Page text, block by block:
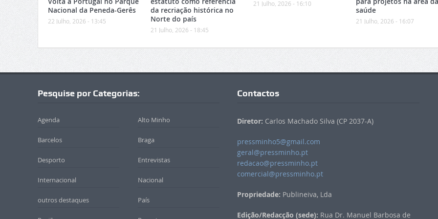
Nacional da Peneda-Gerês
22 Julho, 2026 - 13:45
da recriação histórica no
Norte do país
21 Julho, 2026 - 18:45
21 Julho, 2026 - 16:10
saúde
21 Julho, 2026 - 16:07
Pesquise por Categorias:
Agenda Alto Minho
Barcelos Braga
Desporto Entrevistas
Internacional Nacional
outros destaques País
Contactos
Diretor: Carlos Machado Silva (CP 2037-A)
pressminho5@gmail.com
geral@pressminho.pt
redacao@pressminho.pt
comercial@pressminho.pt
Propriedade: Publineiva, Lda
Edição/Redacção (sede): Rua Dr. Manuel Barbosa de